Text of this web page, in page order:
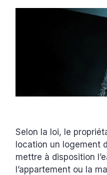
Selon la loi, le
location un logement
mettre à disposition
l’appartement ou la